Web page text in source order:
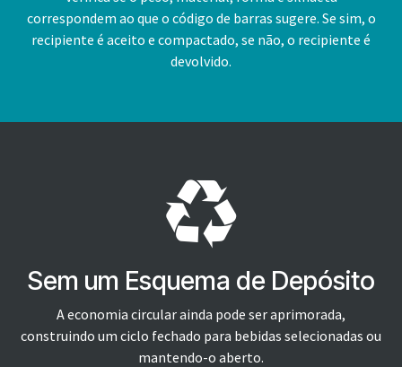
correspondem ao que o código de barras sugere. Se sim, o
recipiente é aceito e compactado, se não, o recipiente é
devolvido.
Sem um Esquema de Depósito
A economia circular ainda pode ser aprimorada,
construindo um ciclo fechado para bebidas selecionadas ou
mantendo-o aberto.